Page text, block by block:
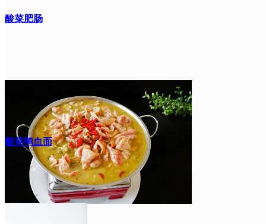
酸菜肥肠
酸菜鸭血面